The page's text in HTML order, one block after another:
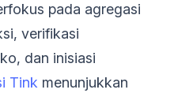
pada agregasi
verifikasi
dan inisiasi
Tink menunjukkan